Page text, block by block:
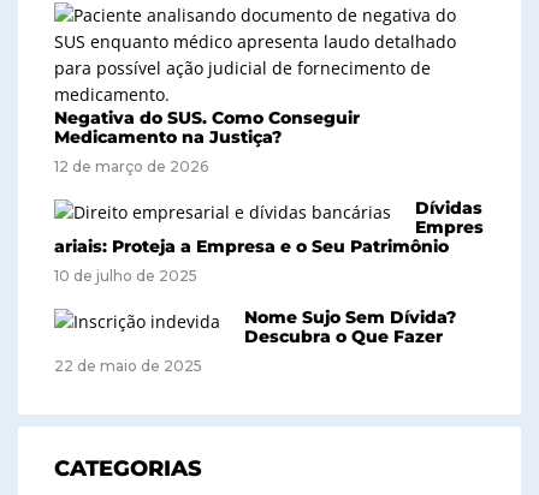
Negativa do SUS. Como Conseguir
Medicamento na Justiça?
12 de março de 2026
Dívidas
Empres
ariais: Proteja a Empresa e o Seu Patrimônio
10 de julho de 2025
Nome Sujo Sem Dívida?
Descubra o Que Fazer
22 de maio de 2025
CATEGORIAS